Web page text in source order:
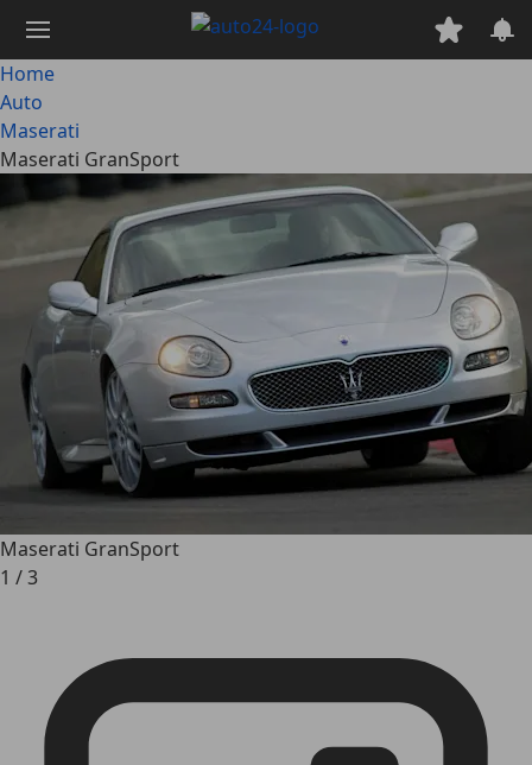
contenuto
principale
Home
Auto
Maserati
Maserati GranSport
Maserati GranSport
1 /3